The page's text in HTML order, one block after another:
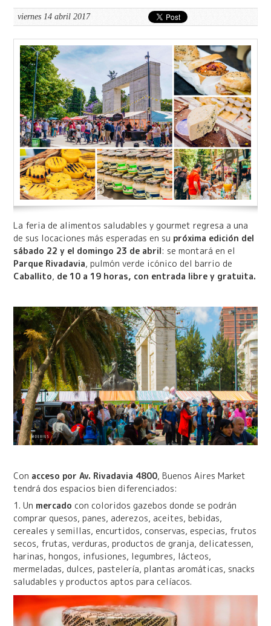
viernes 14 abril 2017
La feria de alimentos saludables y gourmet regresa a una
de sus locaciones más esperadas en su próxima edición del
sábado 22 y el domingo 23 de abril: se montará en el
Parque Rivadavia, pulmón verde icónico del barrio de
Caballito, de 10 a 19 horas, con entrada libre y gratuita.
Con acceso por Av. Rivadavia 4800, Buenos Aires Market
tendrá dos espacios bien diferenciados:
1. Un mercado con coloridos gazebos donde se podrán
comprar quesos, panes, aderezos, aceites, bebidas,
cereales y semillas, encurtidos, conservas, especias, frutos
secos, frutas, verduras, productos de granja, delicatessen,
harinas, hongos, infusiones, legumbres, lácteos,
mermeladas, dulces, pastelería, plantas aromáticas, snacks
saludables y productos aptos para celíacos.